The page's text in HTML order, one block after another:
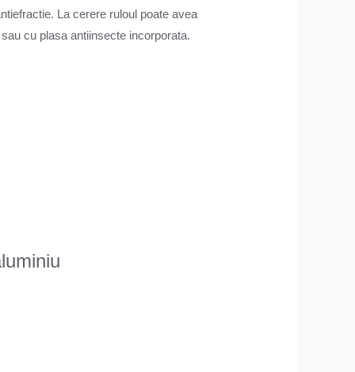
La cerere ruloul poate avea
cu plasa antiinsecte incorporata.